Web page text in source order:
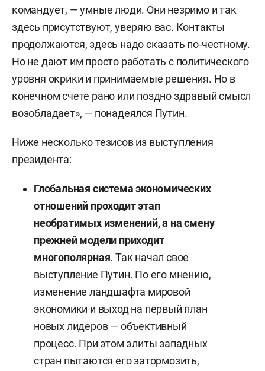
командует, — умные люди. Они незримо и так
здесь присутствуют, уверяю вас. Контакты
продолжаются, здесь надо сказать по-честному.
Но не дают им просто работать с политического
уровня окрики и принимаемые решения. Но в
конечном счете рано или поздно здравый смысл
возобладает», — понадеялся Путин.
Ниже несколько тезисов из выступления
президента:
Глобальная система экономических
отношений проходит этап
необратимых изменений, а на смену
прежней модели приходит
многополярная. Так начал свое
выступление Путин. По его мнению,
изменение ландшафта мировой
экономики и выход на первый план
новых лидеров — объективный
процесс. При этом элиты западных
стран пытаются его затормозить,